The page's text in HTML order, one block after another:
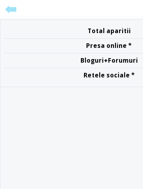
Total aparitii
Presa online *
Bloguri+Forumuri
Retele sociale *